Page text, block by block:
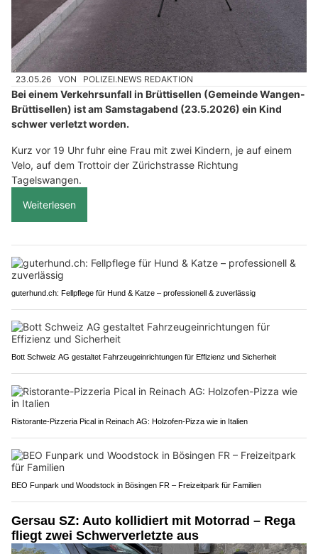
23.05.26 VON POLIZEI.NEWS REDAKTION
Bei einem Verkehrsunfall in Brüttisellen (Gemeinde Wangen-
Brüttisellen) ist am Samstagabend (23.5.2026) ein Kind
schwer verletzt worden.
Kurz vor 19 Uhr fuhr eine Frau mit zwei Kindern, je auf einem
Velo, auf dem Trottoir der Zürichstrasse Richtung
Tagelswangen.
Weiterlesen
guterhund.ch: Fellpflege für Hund & Katze – professionell & zuverlässig
Bott Schweiz AG gestaltet Fahrzeugeinrichtungen für Effizienz und Sicherheit
Ristorante-Pizzeria Pical in Reinach AG: Holzofen-Pizza wie in Italien
BEO Funpark und Woodstock in Bösingen FR – Freizeitpark für Familien
Gersau SZ: Auto kollidiert mit Motorrad – Rega
fliegt zwei Schwerverletzte aus